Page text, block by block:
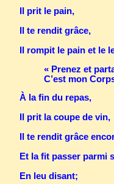
Il prit le pain,
Il te rendit grâce,
Il rompit le pain et le
« Prenez et
C’est mon
À la fin du repas,
Il prit la coupe de vin,
Il te rendit grâce
Et la fit passer parmi
En leu disant;